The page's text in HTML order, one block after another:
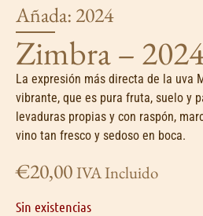
Zimbra –
La expresión más directa de la uva
vibrante, que es pura fruta, suelo y
levaduras propias y con raspón,
vino tan fresco y sedoso en boca.
€20,00IVA Incluido
Sin existencias
Añada: 2024